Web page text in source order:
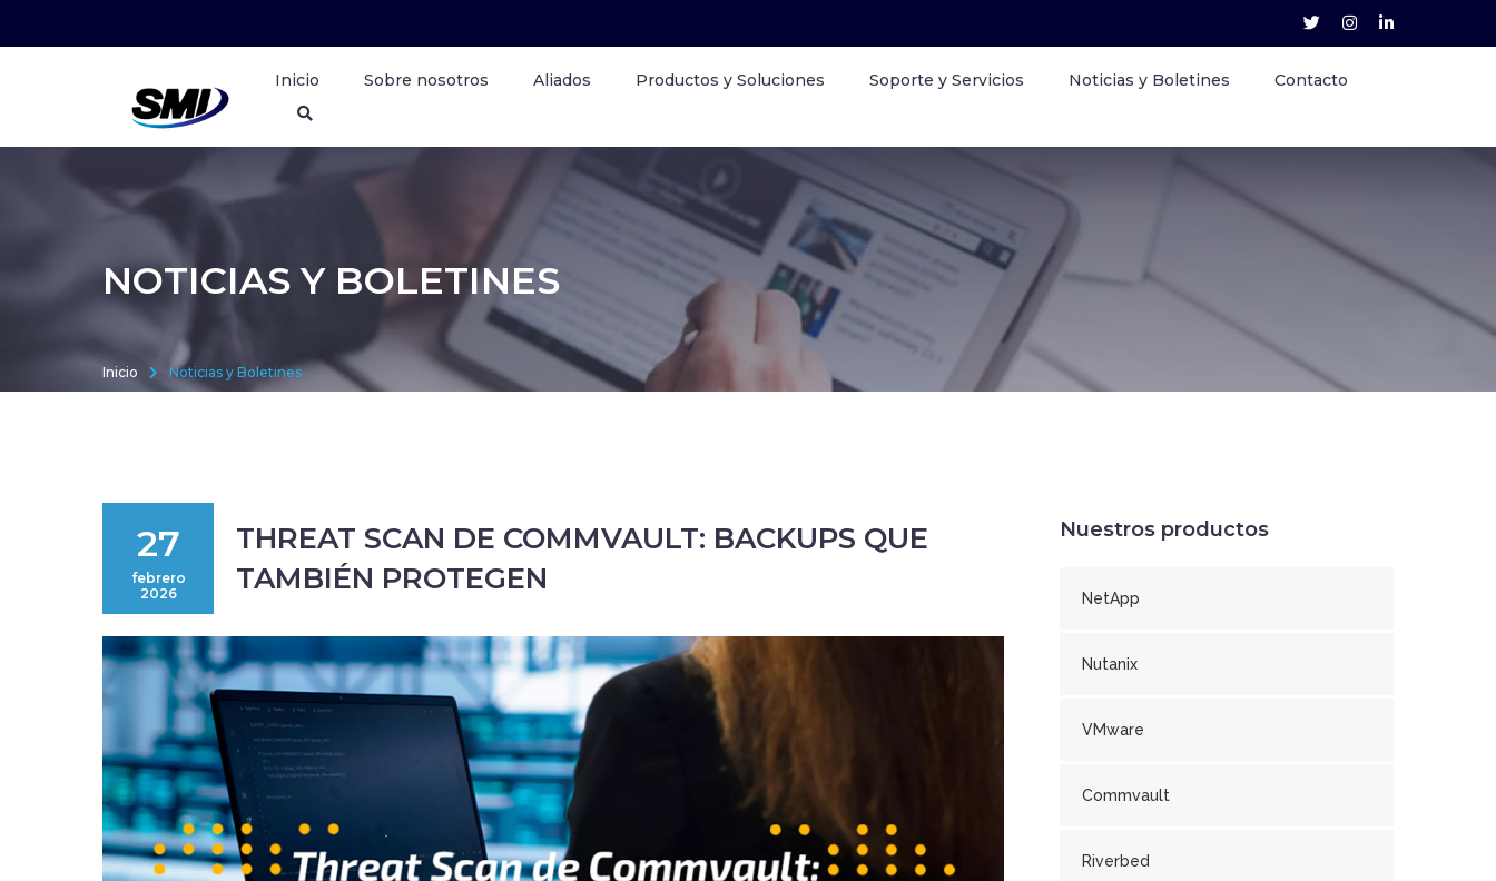
Inicio Sobre nosotros Aliados Productos y Soluciones Soporte y Servicios Noticias y Boletines Contacto
NOTICIAS Y BOLETINES
Inicio Noticias y Boletines
27
febrero
2026
THREAT SCAN DE COMMVAULT: BACKUPS QUE
TAMBIÉN PROTEGEN
Nuestros productos
NetApp
Nutanix
VMware
Commvault
Riverbed